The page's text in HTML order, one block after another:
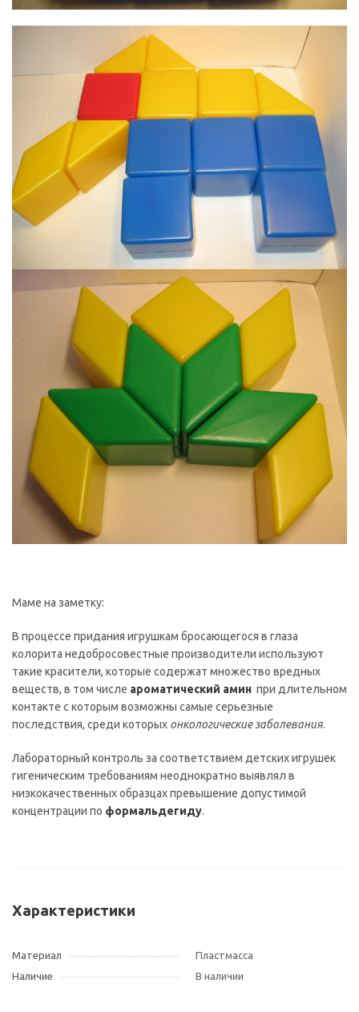
Маме на заметку:
В процессе придания игрушкам бросающегося в глаза
колорита недобросовестные производители используют
такие красители, которые содержат множество вредных
веществ, в том числе ароматический амин при длительном
контакте с которым возможны самые серьезные
последствия, среди которых онкологические заболевания.
Лабораторный контроль за соответствием детских игрушек
гигеническим требованиям неоднократно выявлял в
низкокачественных образцах превышение допустимой
концентрации по формальдегиду.
Характеристики
Материал
Пластмасса
Наличие
В наличии